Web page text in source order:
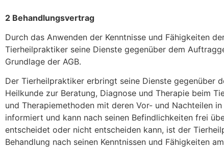
2 Behandlungsvertrag
Durch das Anwenden der Kenntnisse und Fähigkeiten
Tierheilpraktiker seine Dienste gegenüber dem
Grundlage der AGB.
Der Tierheilpraktiker erbringt seine Dienste gegenüber
Heilkunde zur Beratung, Diagnose und Therapie beim
und Therapiemethoden mit deren Vor- und Nachteilen
informiert und kann nach seinen Befindlichkeiten frei
entscheidet oder nicht entscheiden kann, ist der
Behandlung nach seinen Kenntnissen und Fähigkeiten